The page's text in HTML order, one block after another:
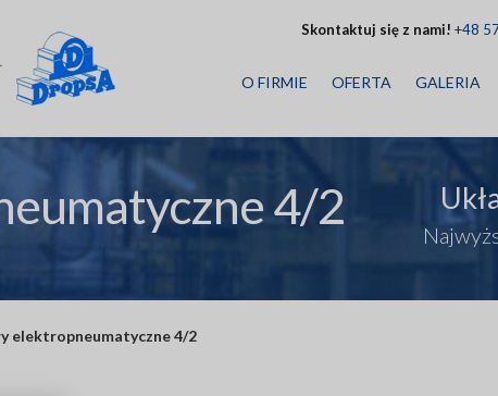
O FIRMIE OFERTA GALERIA
Skontaktuj się z nami! +48
4/2
elektropneumatyczne 4/2